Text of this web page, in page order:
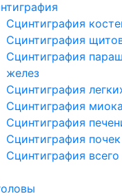
Сцинтиграфия
Сцинтиграфия
Сцинтиграфия
желез
Сцинтиграфия
Сцинтиграфия
Сцинтиграфия
Сцинтиграфия почек
Сцинтиграфия всего